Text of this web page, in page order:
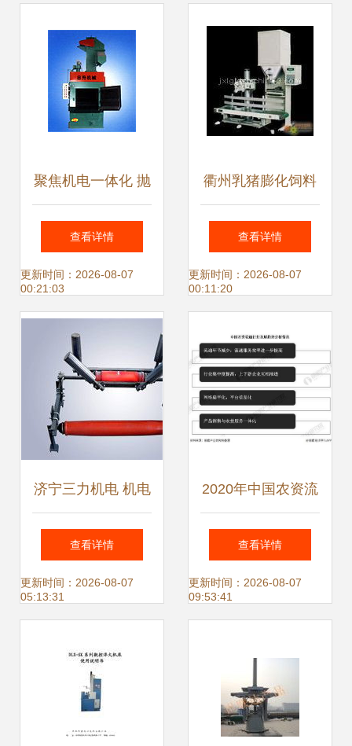
聚焦机电一体化 抛
丸机配套技术的创
新与产品开发实践
查看详情
更新时间：2026-08-07
00:21:03
衢州乳猪膨化饲料
电子定量秤与云南
昆明配合饲料打包
的创新应用
查看详情
更新时间：2026-08-07
00:11:20
济宁三力机电 机电
一体化技术与产品
创新引领行业未来
查看详情
更新时间：2026-08-07
05:13:31
2020年中国农资流
通行业市场现状及
发展趋势分析 产品
体化发展及机电一
体化技术产品的开
查看详情
更新时间：2026-08-07
09:53:41